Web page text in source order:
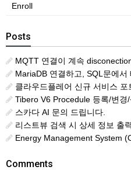
Enroll
Posts
MQTT 연결이 계속
MariaDB 연결하고, SQL문에서 태그변수처리
클라우드플레어 신규 서비스
Tibero V6 Procedule 등록/변경
스카다 AI 문의 드립니다.
리스트뷰 검색 시 상세 정보 출
Energy Management System
Comments